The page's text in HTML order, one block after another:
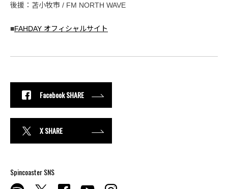
後援：苫小牧市 / FM NORTH WAVE
■FAHDAY オフィシャルサイト
Facebook SHARE
X SHARE
Spincoaster SNS